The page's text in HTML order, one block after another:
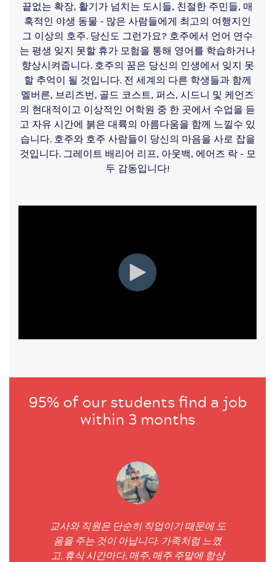
끝없는 확장, 활기가 넘치는 도시들, 친절한 주민들, 매
혹적인 야생 동물 - 많은 사람들에게 최고의 여행지​​인
그 이상의 호주. 당신도 그런가요? 호주에서 언어 연수
는 평생 잊지 못할 휴가 모험을 통해 영어를 학습하거나
향상시켜줍니다. 호주의 꿈은 당신의 인생에서 잊지 못
할 추억이 될 것입니다. 전 세계의 다른 학생들과 함께
멜버른, 브리즈번, 골드 코스트, 퍼스, 시드니 및 케언즈
의 현대적이고 이상적인 어학원 중 한 곳에서 수업을 듣
고 자유 시간에 붉은 대륙의 아름다움을 함께 느낄수 있
습니다. 호주와 호주 사람들이 당신의 마음을 사로 잡을
것입니다. 그레이트 배리어 리프, 아웃백, 에어즈 락 - 모
두 감동입니다!
95% of our students find a job
within 3 months
교사와 직원은 단순히 직업이기 때문에 도
움을 주는 것이 아닙니다. 가족처럼 느꼈
고, 휴식 시간마다, 매주, 매주 주말에 항상